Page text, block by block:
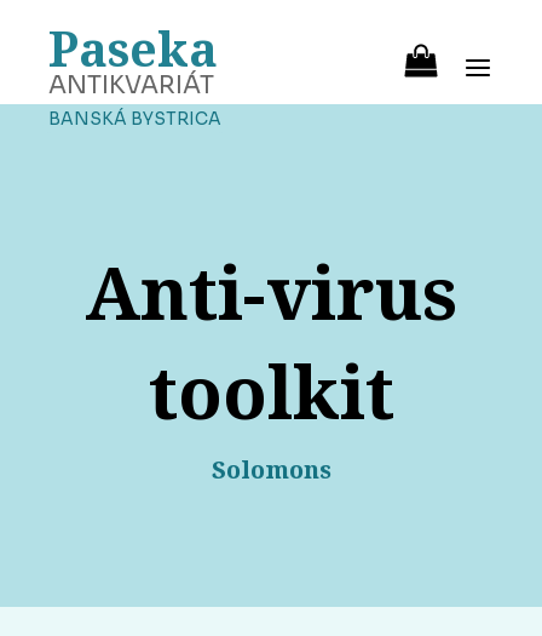
Paseka
ANTIKVARIÁT
BANSKÁ BYSTRICA
Anti-virus
toolkit
Solomons